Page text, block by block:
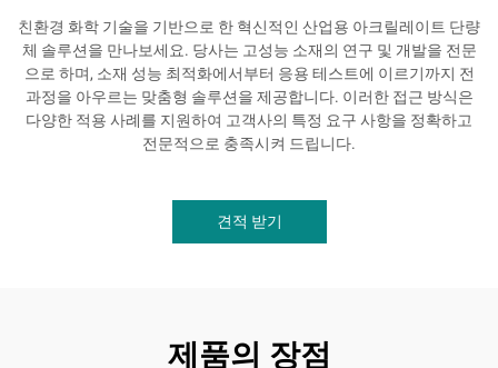
친환경 화학 기술을 기반으로 한 혁신적인 산업용 아크릴레이트 단량
체 솔루션을 만나보세요. 당사는 고성능 소재의 연구 및 개발을 전문
으로 하며, 소재 성능 최적화에서부터 응용 테스트에 이르기까지 전
과정을 아우르는 맞춤형 솔루션을 제공합니다. 이러한 접근 방식은
다양한 적용 사례를 지원하여 고객사의 특정 요구 사항을 정확하고
전문적으로 충족시켜 드립니다.
견적 받기
제품의 장점